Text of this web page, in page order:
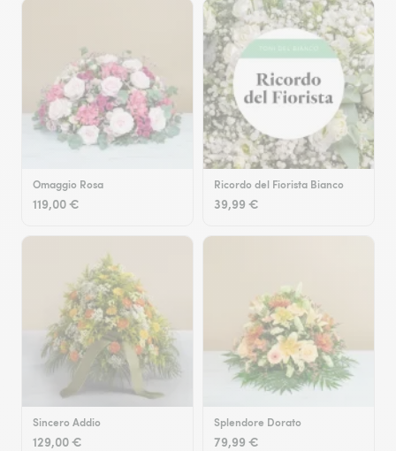
Omaggio Rosa
119,00 €
Ricordo del Fiorista Bianco
39,99 €
Sincero Addio
129,00 €
Splendore Dorato
79,99 €